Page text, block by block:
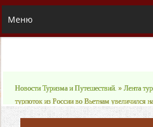
Меню
Новости Туризма и Путешествий. »Лента
турпоток из России во Вьетнам увеличился
«Туризм»